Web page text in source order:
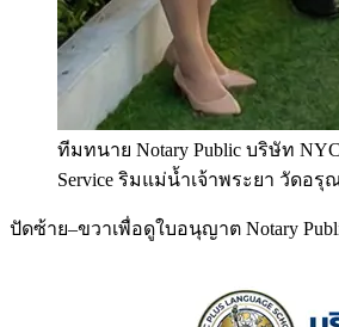
ทีมทนาย Notary Public บริษัท
Service ริมแม่น้ำเจ้าพระยา วัดอรุ
ปัดซ้าย–ขวาเพื่อดูใบอนุญาต Notary